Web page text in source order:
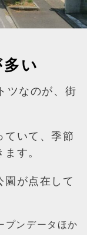
い
ツなのが、街
ていて、季節
す。
が点在して
プンデータほか